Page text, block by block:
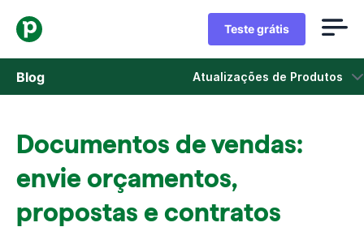
Teste grátis
Blog Atualizações de Produtos
Marketing
Atualizações de Produtos
Documentos de vendas:
envie orçamentos,
propostas e contratos